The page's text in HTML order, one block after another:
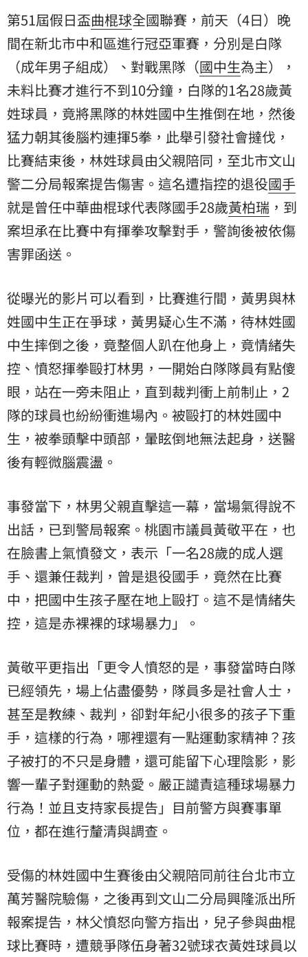
第51屆假日盃曲棍球全國聯賽，前天（4日）晚
間在新北市中和區進行冠亞軍賽，分別是白隊
（成年男子組成）、對戰黑隊（國中生為主），
未料比賽才進行不到10分鐘，白隊的1名28歲黃
姓球員，竟將黑隊的林姓國中生推倒在地，然後
猛力朝其後腦杓連揮5拳，此舉引發社會撻伐，
比賽結束後，林姓球員由父親陪同，至北市文山
警二分局報案提告傷害。這名遭指控的退役國手
就是曾任中華曲棍球代表隊國手28歲黃柏瑞 ， 到
案坦承在比賽中有揮拳攻擊對手，警詢後被依傷
害罪函送。
從曝光的影片可以看到，比賽進行間，黃男與林
姓國中生正在爭球，黃男疑心生不滿，待林姓國
中生摔倒之後，竟整個人趴在他身上，竟情緒失
控、憤怒揮拳毆打林男，一開始白隊隊員有點傻
眼，站在一旁未阻止，直到裁判衝上前制止，2
隊的球員也紛紛衝進場內。被毆打的林姓國中
生，被拳頭擊中頭部，暈眩倒地無法起身，送醫
後有輕微腦震盪。
事發當下，林男父親直擊這一幕，當場氣得說不
出話，已到警局報案。桃園市議員黃敬平在，也
在臉書上氣憤發文，表示「一名28歲的成人選
手、還兼任裁判，曾是退役國手，竟然在比賽
中，把國中生孩子壓在地上毆打。這不是情緒失
控，這是赤裸裸的球場暴力」。
黃敬平更指出「更令人憤怒的是，事發當時白隊
已經領先，場上佔盡優勢，隊員多是社會人士，
甚至是教練、裁判，卻對年紀小很多的孩子下重
手，這樣的行為，哪裡還有一點運動家精神？孩
子被打的不只是身體，還可能留下心理陰影，影
響一輩子對運動的熱愛。嚴正譴責這種球場暴力
行為！並且支持家長提告」目前警方與賽事單
位，都在進行釐清與調查。
受傷的林姓國中生賽後由父親陪同前往台北市立
萬芳醫院驗傷，之後再到文山二分局興隆派出所
報案提告，林父憤怒向警方指出，兒子參與曲棍
球比賽時，遭競爭隊伍身著32號球衣黃姓球員以